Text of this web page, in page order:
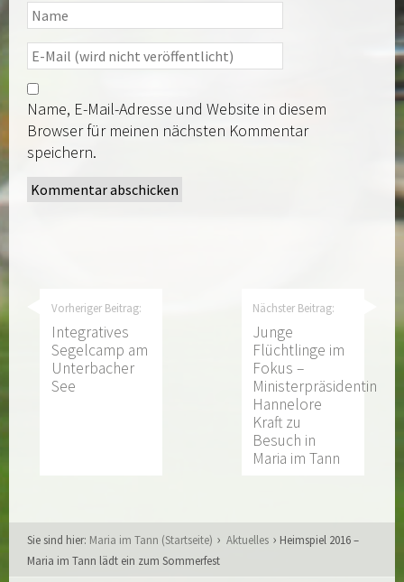
Name, E-Mail-Adresse und Website in diesem
Browser für meinen nächsten Kommentar
speichern.
Vorheriger Beitrag:
Integratives
Segelcamp am
Unterbacher
See
Nächster Beitrag:
Junge
Flüchtlinge im
Fokus –
Ministerpräsidentin
Hannelore
Kraft zu
Besuch in
Maria im Tann
Sie sind hier: Maria im Tann (Startseite) Aktuelles
Heimspiel 2016 –
Maria im Tann lädt ein zum Sommerfest